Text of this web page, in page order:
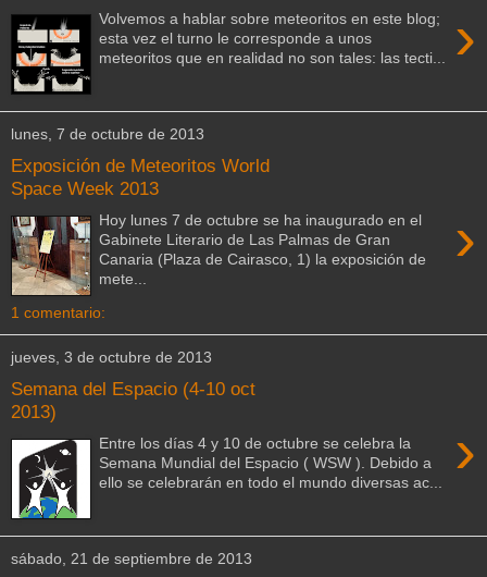
›
Volvemos a hablar sobre meteoritos en este blog;
esta vez el turno le corresponde a unos
meteoritos que en realidad no son tales: las tecti...
lunes, 7 de octubre de 2013
Exposición de Meteoritos World
Space Week 2013
›
Hoy lunes 7 de octubre se ha inaugurado en el
Gabinete Literario de Las Palmas de Gran
Canaria (Plaza de Cairasco, 1) la exposición de
mete...
1 comentario:
jueves, 3 de octubre de 2013
Semana del Espacio (4-10 oct
2013)
›
Entre los días 4 y 10 de octubre se celebra la
Semana Mundial del Espacio ( WSW ). Debido a
ello se celebrarán en todo el mundo diversas ac...
sábado, 21 de septiembre de 2013